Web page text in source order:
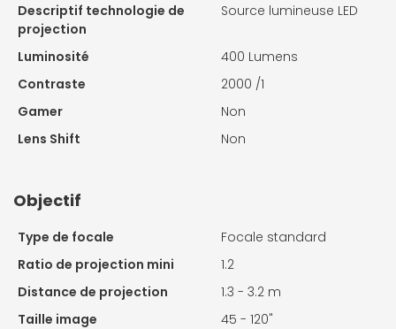
Descriptif technologie de
projection
Source lumineuse LED
Luminosité
400 Lumens
Contraste
2000 /1
Gamer
Non
Lens Shift
Non
Objectif
Type de focale
Focale standard
Ratio de projection mini
1.2
Distance de projection
1.3 - 3.2 m
Taille image
45 - 120"